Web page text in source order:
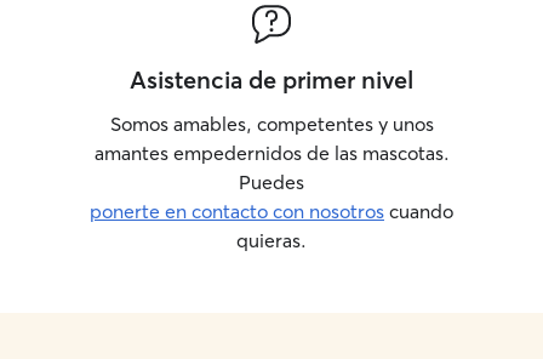
Asistencia de primer nivel
Somos amables, competentes y unos
amantes empedernidos de las mascotas.
Puedes
ponerte en contacto con nosotros cuando
quieras.